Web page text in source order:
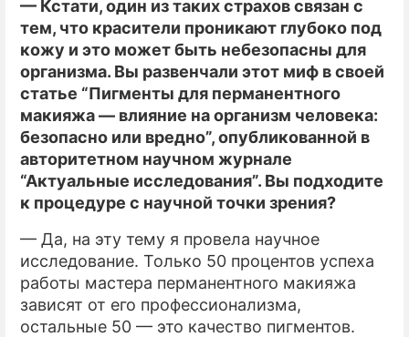
— Кстати, один из таких страхов связан с
тем, что красители проникают глубоко под
кожу и это может быть небезопасны для
организма. Вы развенчали этот миф в своей
статье “Пигменты для перманентного
макияжа — влияние на организм человека:
безопасно или вредно”, опубликованной в
авторитетном научном журнале
“Актуальные исследования”. Вы подходите
к процедуре с научной точки зрения?
— Да, на эту тему я провела научное
исследование. Только 50 процентов успеха
работы мастера перманентного макияжа
зависят от его профессионализма,
остальные 50 — это качество пигментов.